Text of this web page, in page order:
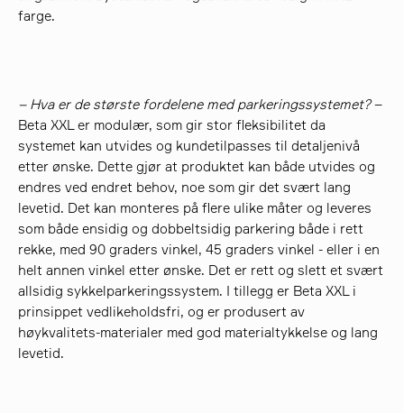
farge.
– Hva er de største fordelene med parkeringssystemet?–
Beta XXL er modulær, som gir stor fleksibilitet da
systemet kan utvides og kundetilpasses til detaljenivå
etter ønske. Dette gjør at produktet kan både utvides og
endres ved endret behov, noe som gir det svært lang
levetid. Det kan monteres på flere ulike måter og leveres
som både ensidig og dobbeltsidig parkering både i rett
rekke, med 90 graders vinkel, 45 graders vinkel - eller i en
helt annen vinkel etter ønske. Det er rett og slett et svært
allsidig sykkelparkeringssystem. I tillegg er Beta XXL i
prinsippet vedlikeholdsfri, og er produsert av
høykvalitets-materialer med god materialtykkelse og lang
levetid.